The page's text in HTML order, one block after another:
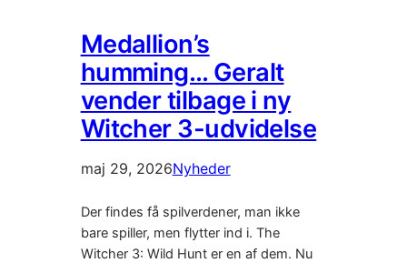
Medallion’s
humming… Geralt
vender tilbage i ny
Witcher 3-udvidelse
maj 29, 2026Nyheder
Der findes få spilverdener, man ikke
bare spiller, men flytter ind i. The
Witcher 3: Wild Hunt er en af dem. Nu